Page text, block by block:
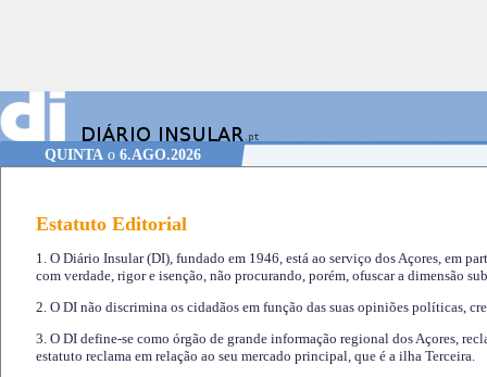
QUINTAo 6.AGO.2026
Estatuto Editorial
1. O Diário Insular (DI), fundado em 1946, está ao serviço dos Açores, em
com verdade, rigor e isenção, não procurando, porém, ofuscar a dimensão
2. O DI não discrimina os cidadãos em função das suas opiniões políticas,
3. O DI define-se como órgão de grande informação regional dos Açores,
estatuto reclama em relação ao seu mercado principal, que é a ilha Terceira.